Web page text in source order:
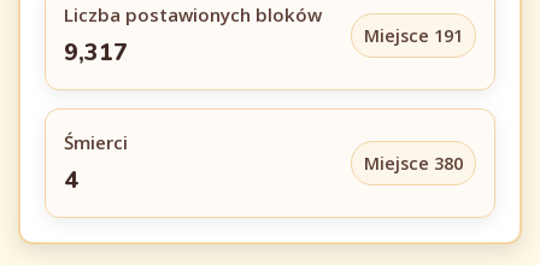
Liczba postawionych bloków
9,317
Miejsce 191
Śmierci
4
Miejsce 380